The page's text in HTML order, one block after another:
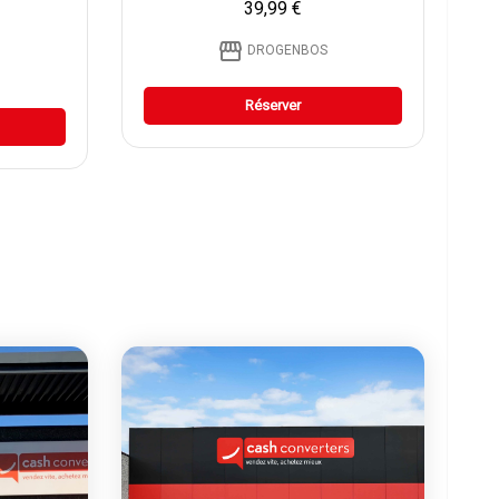
39,99 €
storefront DROGENBOS
Réserver